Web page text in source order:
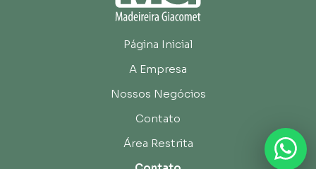
Página Inicial
A Empresa
Nossos Negócios
Contato
Área Restrita